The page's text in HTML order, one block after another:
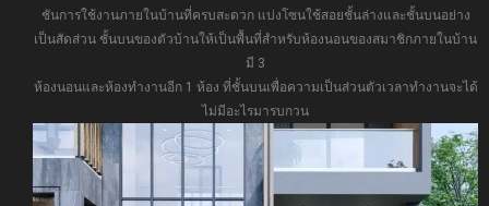
ชันการใช้งานภายในบ้านที่ครบสะดวก แบ่งโซนใช้สอยชั้นล่างและชั้นบนอย่าง
เป็นสัดส่วน ชั้นบนของตัวบ้านให้เป็นพื้นที่สำหรับห้องนอนของสมาชิกภายในบ้าน
มี 3
ห้องนอนและห้องทำงานอีก 1 ห้อง ที่ชั้นบนเพื่อความเป็นส่วนตัวเวลาทำงานจะได้
ไม่มีอะไรมารบกวน